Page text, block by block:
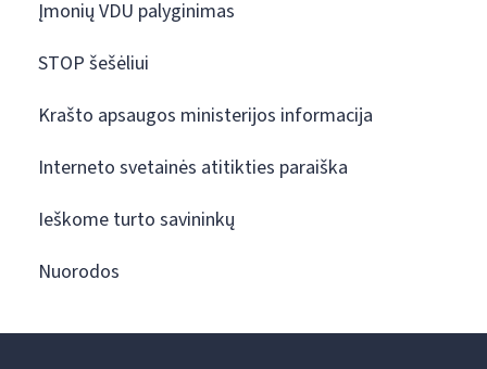
Įmonių VDU palyginimas
STOP šešėliui
Krašto apsaugos ministerijos informacija
Interneto svetainės atitikties paraiška
Ieškome turto savininkų
Nuorodos